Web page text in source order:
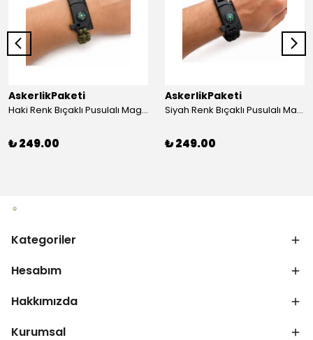
AskerlikPaketi
Haki Renk Bıçaklı Pusulalı Magnezyum Çubuklu Düdüklü Paracord Bileklik
₺ 249.00
AskerlikPaketi
Siyah Renk Bıçaklı Pusulalı Magnezyum Çubuklu Düdüklü Paracord Bileklik
₺ 249.00
Kategoriler
Hesabım
Hakkımızda
Kurumsal